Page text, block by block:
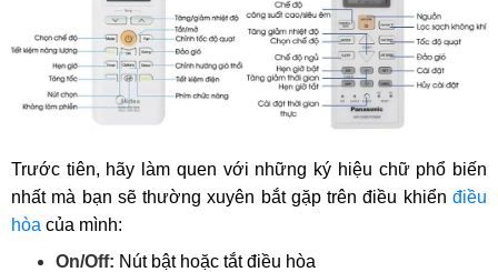
Trước tiên, hãy làm quen với những ký hiệu chữ phổ biến
nhất mà bạn sẽ thường xuyên bắt gặp trên điều khiển điều
hòa của mình:
On/Off: Nút bật hoặc tắt điều hòa